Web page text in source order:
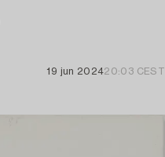
19 jun 202420:03 CEST